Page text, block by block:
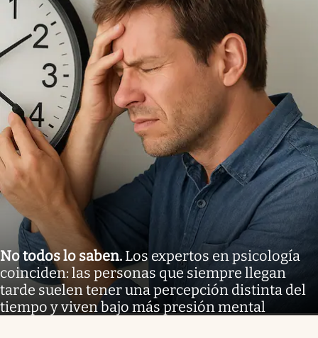
No todos lo saben. Los expertos en psicología
coinciden: las personas que siempre llegan
tarde suelen tener una percepción distinta del
tiempo y viven bajo más presión mental